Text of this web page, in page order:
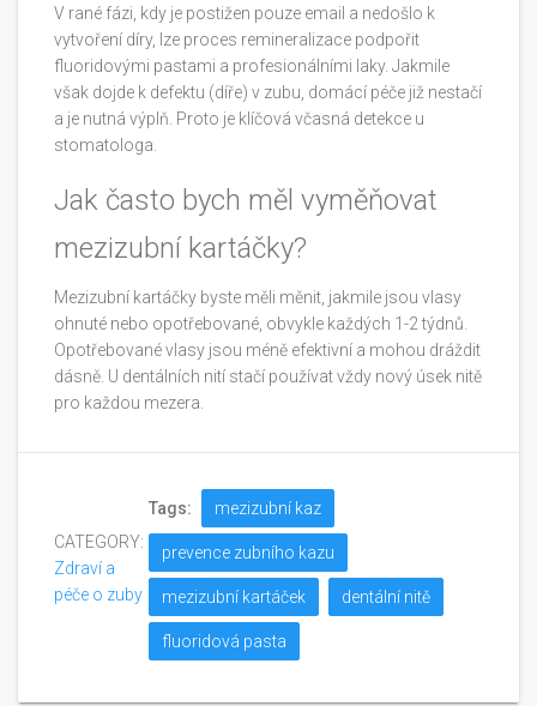
V rané fázi, kdy je postižen pouze email a nedošlo k
vytvoření díry, lze proces remineralizace podpořit
fluoridovými pastami a profesionálními laky. Jakmile
však dojde k defektu (díře) v zubu, domácí péče již nestačí
a je nutná výplň. Proto je klíčová včasná detekce u
stomatologa.
Jak často bych měl vyměňovat
mezizubní kartáčky?
Mezizubní kartáčky byste měli měnit, jakmile jsou vlasy
ohnuté nebo opotřebované, obvykle každých 1-2 týdnů.
Opotřebované vlasy jsou méně efektivní a mohou dráždit
dásně. U dentálních nití stačí používat vždy nový úsek nitě
pro každou mezera.
CATEGORY:
Zdraví a
péče o zuby
Tags: mezizubní kaz
prevence zubního kazu
mezizubní kartáček dentální nitě
fluoridová pasta